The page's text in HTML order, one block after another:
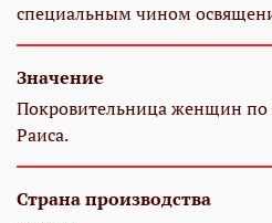
специальным чином
Значение
Покровительница женщин
Раиса.
Страна производства